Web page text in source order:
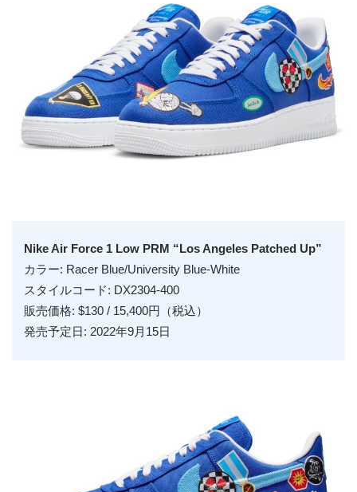
Nike Air Force 1 Low PRM “Los Angeles Patched Up”
カラー: Racer Blue/University Blue-White
スタイルコード: DX2304-400
販売価格: $130 / 15,400円（税込）
発売予定日: 2022年9月15日